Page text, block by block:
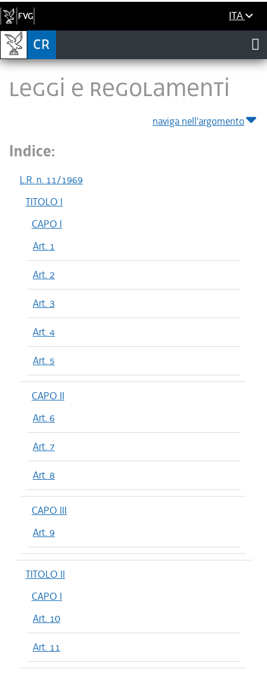
ITA
LEGGI E REGOLAMENTI
naviga nell'argomento
Indice:
L.R. n. 11/1969
TITOLO I
CAPO I
Art. 1
Art. 2
Art. 3
Art. 4
Art. 5
CAPO II
Art. 6
Art. 7
Art. 8
CAPO III
Art. 9
TITOLO II
CAPO I
Art. 10
Art. 11